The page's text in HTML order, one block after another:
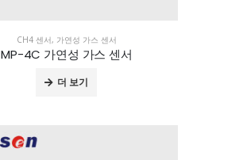
CH4 센서, 가연성 가스 센서
MP-4C 가연성 가스 센서
더 보기